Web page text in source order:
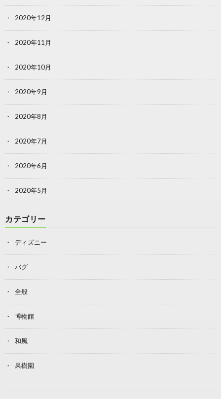
2020年12月
2020年11月
2020年10月
2020年9月
2020年8月
2020年7月
2020年6月
2020年5月
カテゴリー
ディズニー
バグ
全般
博物館
和風
果樹園